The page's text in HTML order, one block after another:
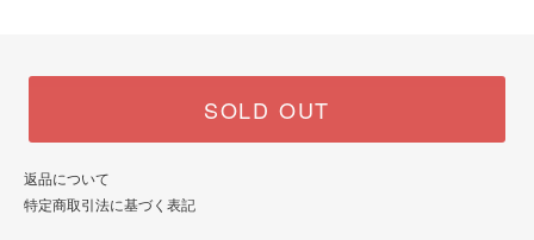
SOLD OUT
返品について
特定商取引法に基づく表記